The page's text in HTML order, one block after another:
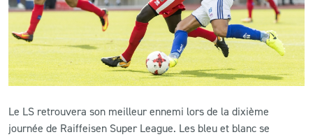
CONTACT
ACTUALITÉS
L’APP DU LS
Le LS retrouvera son meilleur ennemi lors de la dixième
journée de Raiffeisen Super League. Les bleu et blanc se